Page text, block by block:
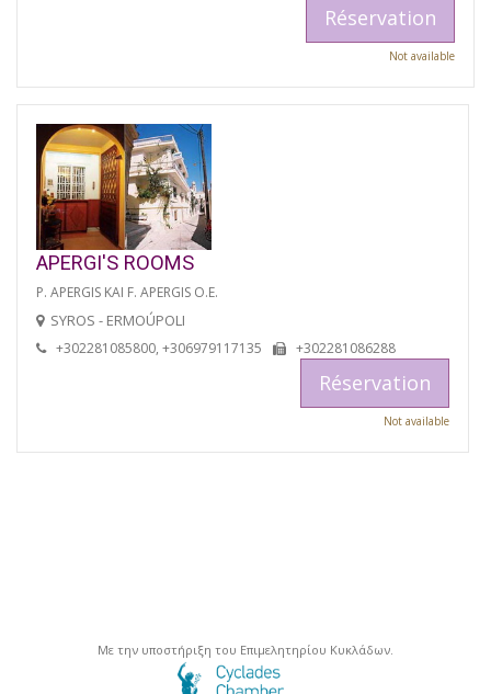
Réservation
Not available
APERGI'S ROOMS
P. APERGIS KAI F. APERGIS O.E.
SYROS - ERMOÚPOLI
+302281085800, +306979117135 +302281086288
Réservation
Not available
Με την υποστήριξη του Επιμελητηρίου Κυκλάδων.